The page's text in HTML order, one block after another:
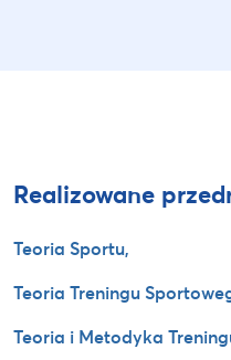
Realizowane
Teoria Sportu,
Teoria Treningu
Teoria i Metodyka